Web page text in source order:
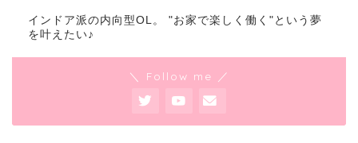
インドア派の内向型OL。 "お家で楽しく働く"という夢
を叶えたい♪
＼ Follow me ／